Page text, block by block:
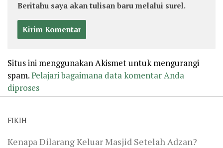
Beritahu saya akan tulisan baru melalui surel.
Situs ini menggunakan Akismet untuk mengurangi
spam.Pelajari bagaimana data komentar Anda
diproses
FIKIH
Kenapa Dilarang Keluar Masjid Setelah Adzan?